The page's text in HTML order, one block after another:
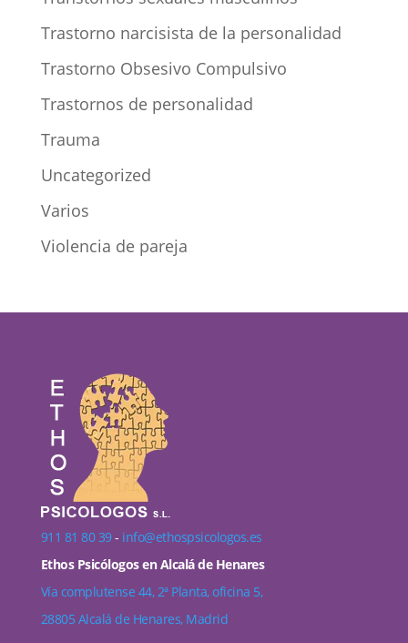
Trastorno narcisista de la personalidad
Trastorno Obsesivo Compulsivo
Trastornos de personalidad
Trauma
Uncategorized
Varios
Violencia de pareja
911 81 80 39- info@ethospsicologos.es
Ethos Psicólogos en Alcalá de Henares
Vía complutense 44, 2ª Planta, oficina 5,
28805 Alcalá de Henares, Madrid